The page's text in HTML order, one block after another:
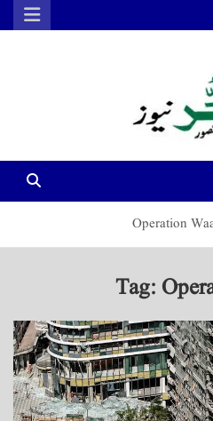
Operation
Tag: